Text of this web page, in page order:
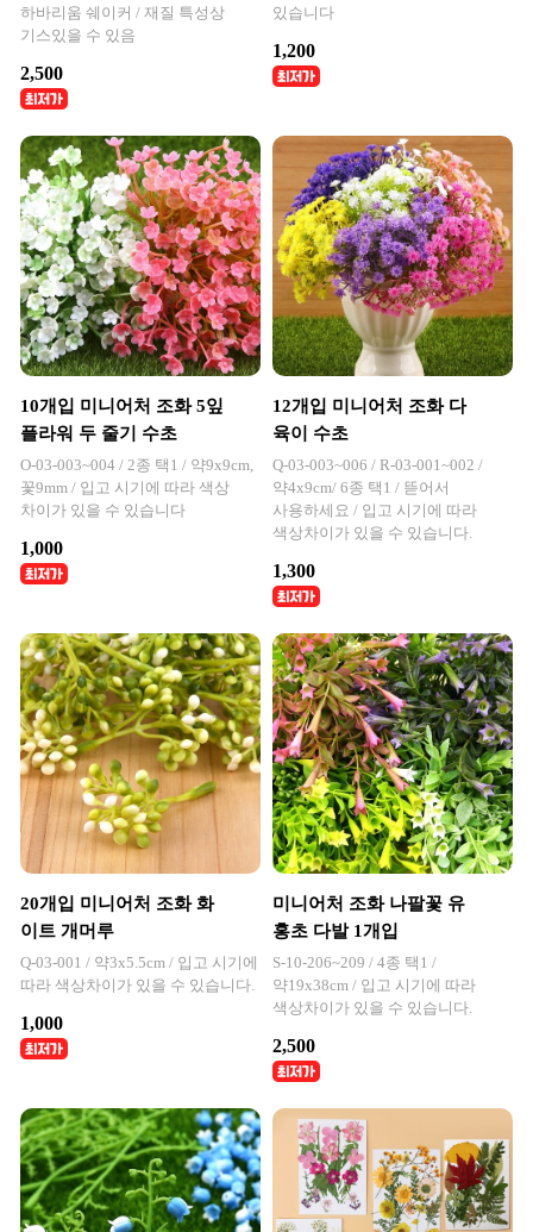
하바리움 쉐이커 / 재질 특성상
기스있을 수 있음
2,500
있습니다
1,200
10개입 미니어처 조화 5잎
플라워 두 줄기 수초
O-03-003~004 / 2종 택1 / 약9x9cm,
꽃9mm / 입고 시기에 따라 색상
차이가 있을 수 있습니다
1,000
12개입 미니어처 조화 다
육이 수초
Q-03-003~006 / R-03-001~002 /
약4x9cm/ 6종 택1 / 뜯어서
사용하세요 / 입고 시기에 따라
색상차이가 있을 수 있습니다.
1,300
20개입 미니어처 조화 화
이트 개머루
Q-03-001 / 약3x5.5cm / 입고 시기에
따라 색상차이가 있을 수 있습니다.
1,000
미니어처 조화 나팔꽃 유
홍초 다발 1개입
S-10-206~209 / 4종 택1 /
약19x38cm / 입고 시기에 따라
색상차이가 있을 수 있습니다.
2,500